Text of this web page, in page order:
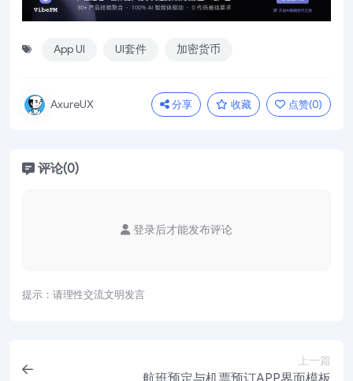
App UI UI套件 加密货币
AxureUX 分享 收藏 点赞(0)
评论(0)
提示：请理性交流文明发言
登录后才能发布评论
上一篇